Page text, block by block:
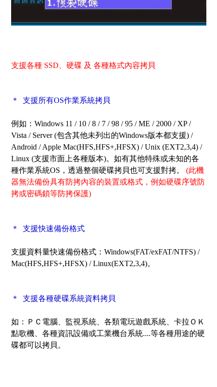
支援各種 SSD、硬碟 及 各種格式內容拷貝
＊ 支援所有OS作業系統拷貝
例如：Windows 11 / 10 / 8 / 7 / 98 / 95 / ME / 2000 / XP /
Vista / Server(包含其他未列出的Windows版本都支援) /
Android / Apple Mac(HFS,HFS+,HFSX) / Unix (EXT2,3,4) /
Linux (支援市面上各種版本)。如有其他特殊或未知的各
種作業系統OS，透過整個硬碟拷貝也可支援對拷。
(此機
器無法備份具有防拷內容的裝置或格式，例如硬碟序號防
拷或密碼鎖等防拷保護)
＊ 支援快速備份格式
支援資料量快速備份格式：Windows(FAT/exFAT/NTFS) /
Mac(HFS,HFS+,HFSX) / Linux(EXT2,3,4)。
＊ 支援各種硬碟系統資料拷貝
如：ＰＣ電腦、監視系統、各類電玩遊戲系統、卡拉ＯＫ
點歌機、各種資訊設備或工業機台系統....等各種用途的硬
碟都可以拷貝。